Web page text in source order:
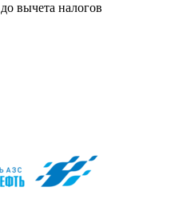
до вычета налогов